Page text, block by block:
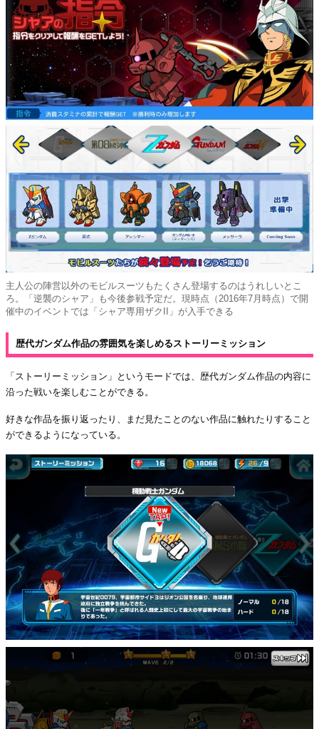
主人公の陣営以外のモビルスーツもたくさん登場するのはうれしいとこ
ろ。「逆襲のシャア」も今後参戦予定だ。現時点（2016年7月時点）で開
催中のイベントでは「シャア専用ザクII」が入手できる
歴代ガンダム作品の雰囲気を楽しめるストーリーミッション
「ストーリーミッション」というモードでは、歴代ガンダム作品の内容に
沿った戦いを楽しむことができる。
好きな作品を振り返ったり、まだ見たことのない作品に触れたりすること
ができるようになっている。